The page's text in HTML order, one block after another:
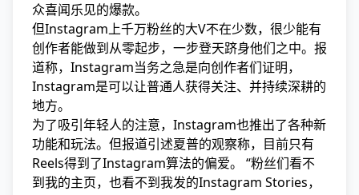
众喜闻乐见的爆款。
但Instagram上千万粉丝的大V不在少数，很少能有
创作者能做到从零起步，一步登天跻身他们之中。报
道称，Instagram当务之急是向创作者们证明，
Instagram是可以让普通人获得关注、并持续深耕的
地方。
为了吸引年轻人的注意，Instagram也推出了各种新
功能和玩法。但报道引述夏普的观察称，目前只有
Reels得到了Instagram算法的偏爱。 “粉丝们看不
到我的主页，也看不到我发的Instagram Stories，